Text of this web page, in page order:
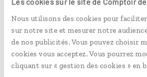
Nous utilisons des cookies pour
sur notre site et mesurer notre
de nos publicités. Vous pouvez choisir
cookies vous acceptez. Vous pourrez
cliquant sur « gestion des cookies » en
Jenipapo
Souvent confondu avec la figue, le